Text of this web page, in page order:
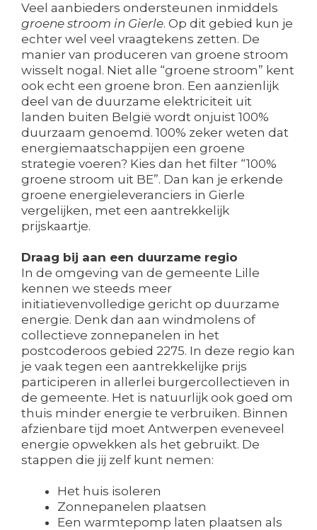
Veel aanbieders ondersteunen inmiddels
groene stroom in Gierle. Op dit gebied kun je
echter wel veel vraagtekens zetten. De
manier van produceren van groene stroom
wisselt nogal. Niet alle “groene stroom” kent
ook echt een groene bron. Een aanzienlijk
deel van de duurzame elektriciteit uit
landen buiten België wordt onjuist 100%
duurzaam genoemd. 100% zeker weten dat
energiemaatschappijen een groene
strategie voeren? Kies dan het filter “100%
groene stroom uit BE”. Dan kan je erkende
groene energieleveranciers in Gierle
vergelijken, met een aantrekkelijk
prijskaartje.
Draag bij aan een duurzame regio
In de omgeving van de gemeente Lille
kennen we steeds meer
initiatievenvolledige gericht op duurzame
energie. Denk dan aan windmolens of
collectieve zonnepanelen in het
postcoderoos gebied 2275. In deze regio kan
je vaak tegen een aantrekkelijke prijs
participeren in allerlei burgercollectieven in
de gemeente. Het is natuurlijk ook goed om
thuis minder energie te verbruiken. Binnen
afzienbare tijd moet Antwerpen eveneveel
energie opwekken als het gebruikt. De
stappen die jij zelf kunt nemen:
Het huis isoleren
Zonnepanelen plaatsen
Een warmtepomp laten plaatsen als